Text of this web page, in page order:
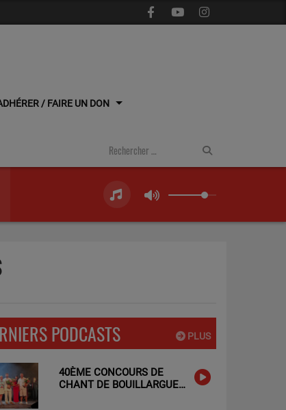
/ FAIRE UN DON
PLUS
PODCASTS
40ÈME CONCOURS DE
CHANT DE BOUILLARGUES